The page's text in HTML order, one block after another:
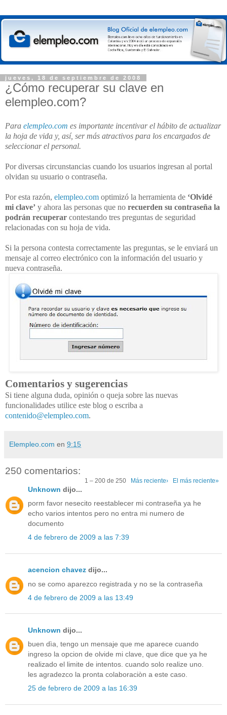
jueves, 18 de septiembre de 2008
¿Cómo recuperar su clave en
elempleo.com?
Para elempleo.com es importante incentivar el hábito de actualizar
la hoja de vida y, así, ser más atractivos para los encargados de
seleccionar el personal.
Por diversas circunstancias cuando los usuarios ingresan al portal
olvidan su usuario o contraseña.
Por esta razón, elempleo.com optimizó la herramienta de ‘Olvidé
mi clave’ y ahora las personas que no recuerden su contraseña la
podrán recuperar contestando tres preguntas de seguridad
relacionadas con su hoja de vida.
Si la persona contesta correctamente las preguntas, se le enviará un
mensaje al correo electrónico con la información del usuario y
nueva contraseña.
Comentarios y sugerencias
Si tiene alguna duda, opinión o queja sobre las nuevas
funcionalidades utilice este blog o escriba a
contenido@elempleo.com.
Elempleo.com en 9:15
250 comentarios:
1 – 200 de 250 Más reciente› El más reciente»
Unknown dijo...
porm favor nesecito reestablecer mi contraseña ya he
echo varios intentos pero no entra mi numero de
documento
4 de febrero de 2009 a las 7:39
acencion chavez dijo...
no se como aparezco registrada y no se la contraseña
4 de febrero de 2009 a las 13:49
Unknown dijo...
buen dìa, tengo un mensaje que me aparece cuando
ingreso la opcion de olvide mi clave, que dice que ya he
realizado el limite de intentos. cuando solo realize uno.
les agradezco la pronta colaboraciòn a este caso.
25 de febrero de 2009 a las 16:39